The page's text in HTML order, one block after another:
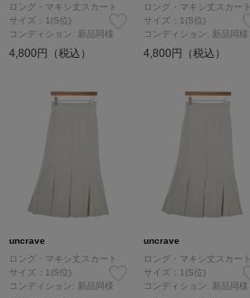
ロング・マキシ丈スカート
サイズ：1(S位)
コンディション: 新品同様
4,800円（税込）
ロング・マキシ丈スカート
サイズ：1(S位)
コンディション: 新品同様
4,800円（税込）
uncrave
ロング・マキシ丈スカート
サイズ：1(S位)
コンディション: 新品同様
uncrave
ロング・マキシ丈スカート
サイズ：1(S位)
コンディション: 新品同様